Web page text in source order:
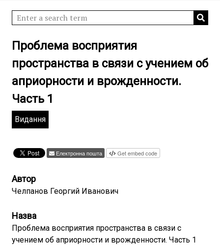
Проблема восприятия
пространства в связи с учением об
априорности и врожденности.
Часть 1
Видання
Електронна пошта Get embed code
Автор
Челпанов Георгий Иванович
Назва
Проблема восприятия пространства в связи с
учением об априорности и врожденности. Часть 1